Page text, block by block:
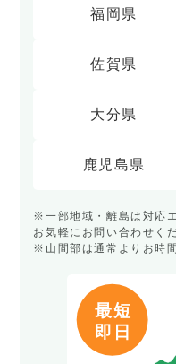
福岡県
佐賀県
大分県
鹿児島県
※一部地域・離島は対応
お気軽にお問い合わせく
※山間部は通常よりお時